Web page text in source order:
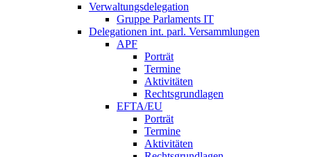
Verwaltungsdelegation
Gruppe Parlaments IT
Delegationen int. parl. Versammlungen
APF
Porträt
Termine
Aktivitäten
Rechtsgrundlagen
EFTA/EU
Porträt
Termine
Aktivitäten